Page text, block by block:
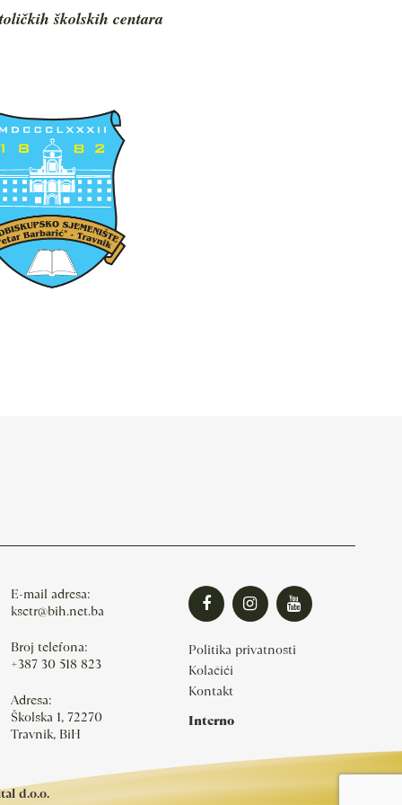
školskih centara
E-mail adresa:
ksctr@bih.net.ba
Broj telefona:
+387 30 518 823
Adresa:
Školska 1, 72270
Travnik, BiH
Politika privatnosti
Kolačići
Kontakt
Interno
d.o.o.